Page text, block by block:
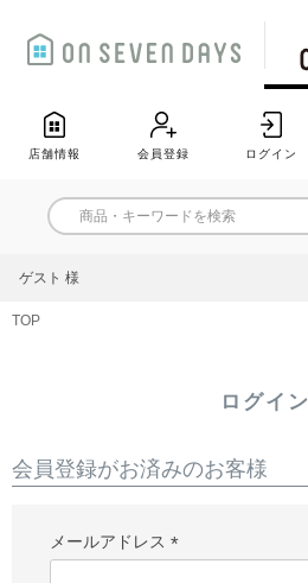
店舗情報 会員登録 ログイン
ゲスト 様
TOP
ログイン
会員登録がお済みのお客様
メールアドレス